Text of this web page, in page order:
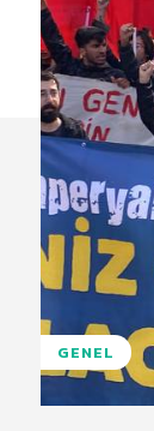
GENEL